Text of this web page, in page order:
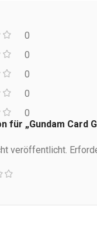
0
0
0
0
0
für „Gundam Card
veröffentlicht.